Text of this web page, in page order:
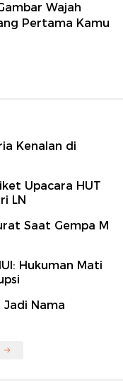
Wajah
Pertama Kamu
Kenalan di
Upacara HUT
LN
Saat Gempa M
Hukuman Mati
Nama